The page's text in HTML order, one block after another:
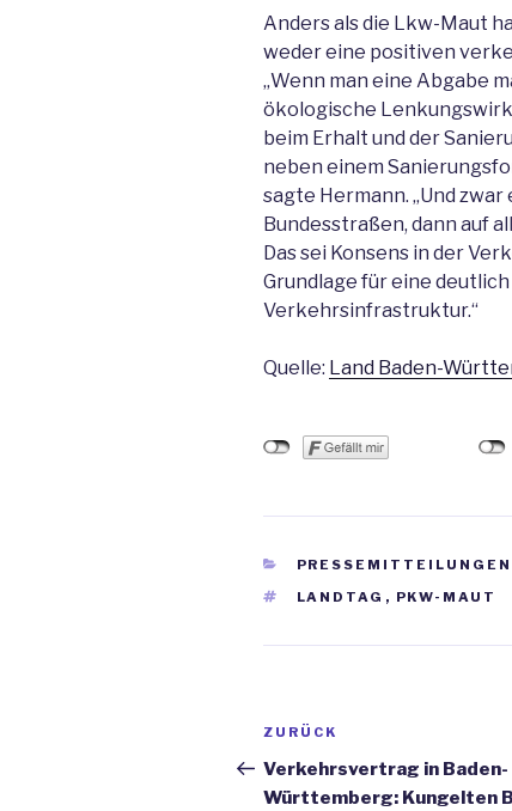
Anders als die Lkw-Maut
weder eine positiven
„Wenn man eine Abgabe
ökologische
beim Erhalt und der
neben einem
sagte Hermann. „Und
Bundesstraßen, dann auf
Das sei Konsens in der
Grundlage für eine
Verkehrsinfrastruktur.“
Quelle: Land Baden-
KATEGORIEN
PRESSEMITTEILUNGEN
SCHLAGWÖRTER
LANDTAG , PKW-MAUT
Beitrags-
Navigation
Vorheriger
Beitrag
ZURÜCK
Verkehrsvertrag in Baden-
Württemberg: Kungelten